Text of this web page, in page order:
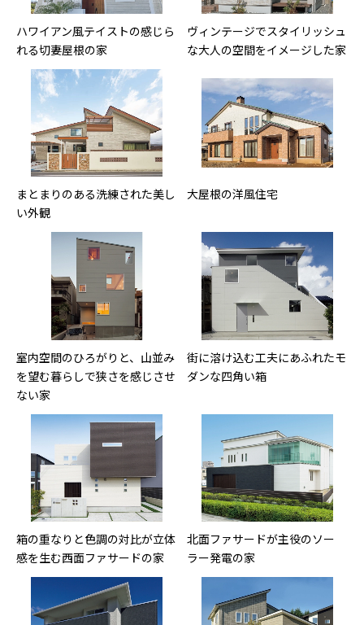
ハワイアン風テイストの感じら
れる切妻屋根の家
ヴィンテージでスタイリッシュ
な大人の空間をイメージした家
まとまりのある洗練された美し
い外観
大屋根の洋風住宅
室内空間のひろがりと、山並み
を望む暮らしで狭さを感じさせ
ない家
街に溶け込む工夫にあふれたモ
ダンな四角い箱
箱の重なりと色調の対比が立体
感を生む西面ファサードの家
北面ファサードが主役のソー
ラー発電の家